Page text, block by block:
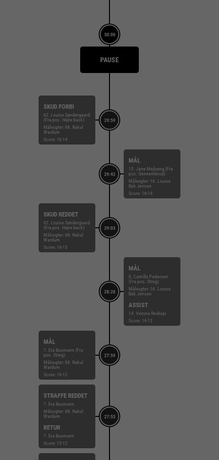
30:00
PAUSE
29:59
SKUD FORBI
62. Louise Søndergaard
(Fra pos. Højre back)
Målvogter: 88. Rakul
Wardum
Score: 16-14
29:42
MÅL
15. Jane Mejlvang (Fra
pos. Gennembrud)
Målvogter: 16. Louise
Bak Jensen
Score: 16-14
29:03
SKUD REDDET
62. Louise Søndergaard
(Fra pos. Højre back)
Målvogter: 88. Rakul
Wardum
Score: 16-13
28:28
MÅL
8. Camilla Pedersen
(Fra pos. Streg)
Målvogter: 16. Louise
Bak Jensen
ASSIST
14. Verona Rexhepi
Score: 16-13
27:59
MÅL
7. Era Baumann (Fra
pos. Streg)
Målvogter: 88. Rakul
Wardum
Score: 16-12
27:55
STRAFFE REDDET
7. Era Baumann
Målvogter: 88. Rakul
Wardum
RETUR
7. Era Baumann
Score: 15-12